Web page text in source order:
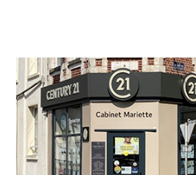
CENTURY 21
1 rue des Martyrs
BOLBEC